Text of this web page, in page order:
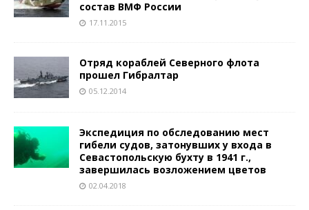
состав ВМФ России
17.11.2015
Отряд кораблей Северного флота
прошел Гибралтар
05.12.2014
Экспедиция по обследованию мест
гибели судов, затонувших у входа в
Севастопольскую бухту в 1941 г.,
завершилась возложением цветов
02.04.2018